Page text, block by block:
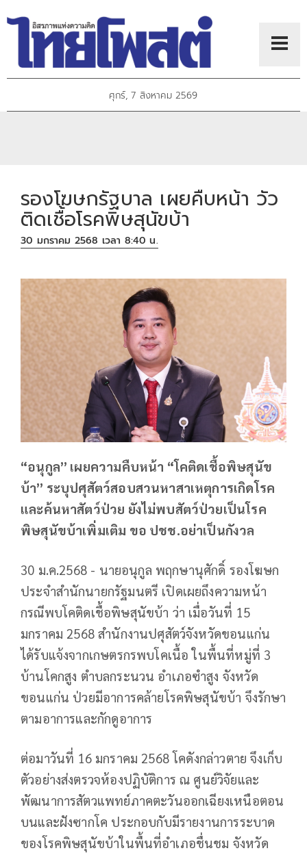
ศุกร์, 7 สิงหาคม 2569
รองโฆษกรัฐบาล เผยคืบหน้า วัว
ติดเชื้อโรคพิษสุนัขบ้า
30 มกราคม 2568 เวลา 8:40 น.
“อนุกูล” เผยความคืบหน้า “โคติดเชื้อพิษสุนัข
บ้า” ระบุปศุสัตว์สอบสวนหาสาเหตุการเกิดโรค
และค้นหาสัตว์ป่วย ยังไม่พบสัตว์ป่วยเป็นโรค
พิษสุนัขบ้าเพิ่มเติม ขอ ปชช.อย่าเป็นกังวล
30 ม.ค.2568 - นายอนุกูล พฤกษานุศักดิ์ รองโฆษก
ประจำสำนักนายกรัฐมนตรี เปิดเผยถึงความหน้า
กรณีพบโคติดเชื้อพิษสุนัขบ้า ว่า เมื่อวันที่ 15
มกราคม 2568 สำนักงานปศุสัตว์จังหวัดขอนแก่น
ได้รับแจ้งจากเกษตรกรพบโคเนื้อ ในพื้นที่หมู่ที่ 3
บ้านโคกสูง ตำบลกระนวน อำเภอซำสูง จังหวัด
ขอนแก่น ป่วยมีอาการคล้ายโรคพิษสุนัขบ้า จึงรักษา
ตามอาการและกักดูอาการ
ต่อมาวันที่ 16 มกราคม 2568 โคดังกล่าวตายจึงเก็บ
ตัวอย่างส่งตรวจห้องปฏิบัติการ ณ ศูนย์วิจัยและ
พัฒนาการสัตวแพทย์ภาคตะวันออกเฉียงเหนือตอน
บนและฝังซากโค ประกอบกับมีรายงานการระบาด
ของโรคพิษสุนัขบ้าในพื้นที่อำเภอชื่นชม จังหวัด